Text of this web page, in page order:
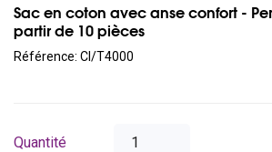
Sac en coton avec anse confort -
partir de 10 pièces
Référence: CI/T4000
Quantité